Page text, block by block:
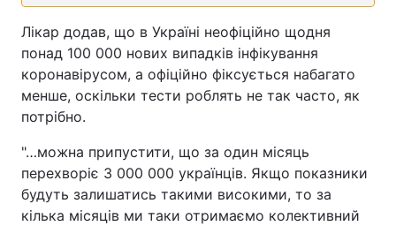
Лікар додав, що в Україні неофіційно щодня
понад 100 000 нових випадків інфікування
коронавірусом, а офіційно фіксується набагато
менше, оскільки тести роблять не так часто, як
потрібно.
"…можна припустити, що за один місяць
перехворіє 3 000 000 українців. Якщо показники
будуть залишатись такими високими, то за
кілька місяців ми таки отримаємо колективний